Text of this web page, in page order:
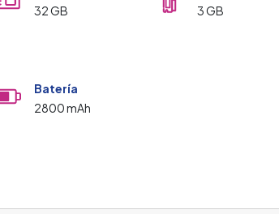
32 GB
3 GB
Batería
2800 mAh